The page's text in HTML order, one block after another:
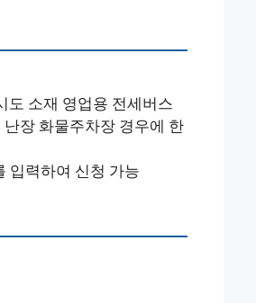
도 소재 영업용 전세버스
장 화물주차장 경우에 한
입력하여 신청 가능